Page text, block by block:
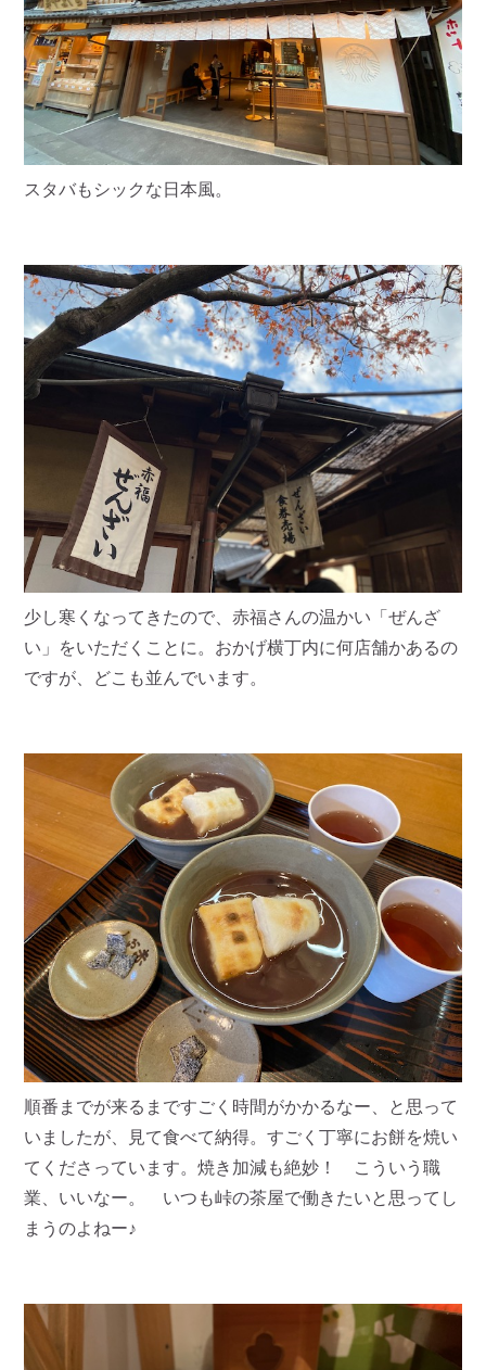
スタバもシックな日本風。
少し寒くなってきたので、赤福さんの温かい「ぜんざ
い」をいただくことに。おかげ横丁内に何店舗かあるの
ですが、どこも並んでいます。
順番までが来るまですごく時間がかかるなー、と思って
いましたが、見て食べて納得。すごく丁寧にお餅を焼い
てくださっています。焼き加減も絶妙！ こういう職
業、いいなー。 いつも峠の茶屋で働きたいと思ってし
まうのよねー♪